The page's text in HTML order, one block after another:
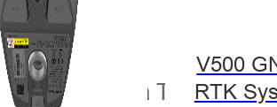
V500
RTK
Probst da TOPO